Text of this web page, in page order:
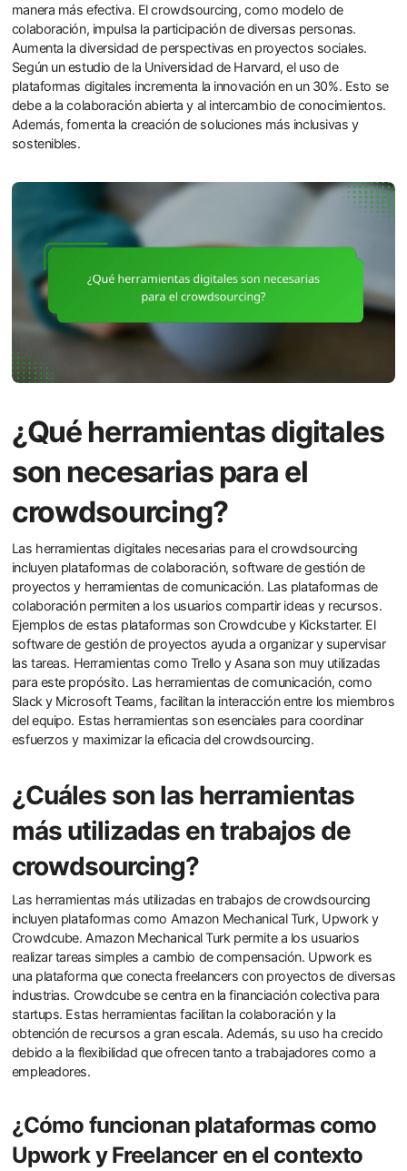
manera más efectiva. El crowdsourcing, como modelo de
colaboración, impulsa la participación de diversas personas.
Aumenta la diversidad de perspectivas en proyectos sociales.
Según un estudio de la Universidad de Harvard, el uso de
plataformas digitales incrementa la innovación en un 30%. Esto se
debe a la colaboración abierta y al intercambio de conocimientos.
Además, fomenta la creación de soluciones más inclusivas y
sostenibles.
¿Qué herramientas digitales
son necesarias para el
crowdsourcing?
Las herramientas digitales necesarias para el crowdsourcing
incluyen plataformas de colaboración, software de gestión de
proyectos y herramientas de comunicación. Las plataformas de
colaboración permiten a los usuarios compartir ideas y recursos.
Ejemplos de estas plataformas son Crowdcube y Kickstarter. El
software de gestión de proyectos ayuda a organizar y supervisar
las tareas. Herramientas como Trello y Asana son muy utilizadas
para este propósito. Las herramientas de comunicación, como
Slack y Microsoft Teams, facilitan la interacción entre los miembros
del equipo. Estas herramientas son esenciales para coordinar
esfuerzos y maximizar la eficacia del crowdsourcing.
¿Cuáles son las herramientas
más utilizadas en trabajos de
crowdsourcing?
Las herramientas más utilizadas en trabajos de crowdsourcing
incluyen plataformas como Amazon Mechanical Turk, Upwork y
Crowdcube. Amazon Mechanical Turk permite a los usuarios
realizar tareas simples a cambio de compensación. Upwork es
una plataforma que conecta freelancers con proyectos de diversas
industrias. Crowdcube se centra en la financiación colectiva para
startups. Estas herramientas facilitan la colaboración y la
obtención de recursos a gran escala. Además, su uso ha crecido
debido a la flexibilidad que ofrecen tanto a trabajadores como a
empleadores.
¿Cómo funcionan plataformas como
Upwork y Freelancer en el contexto